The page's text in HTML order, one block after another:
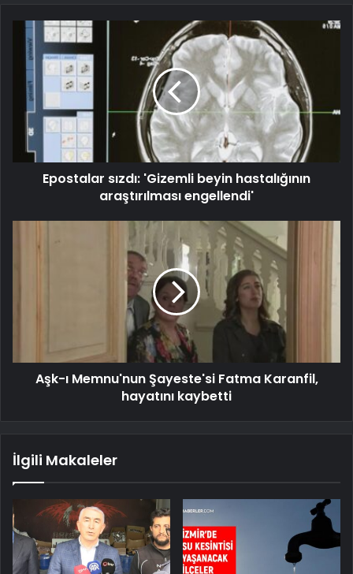
Epostalar sızdı: 'Gizemli beyin hastalığının
araştırılması engellendi'
Aşk-ı Memnu'nun Şayeste'si Fatma Karanfil,
hayatını kaybetti
İlgili Makaleler